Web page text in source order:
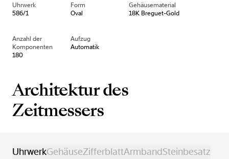
Uhrwerk
586/1
Form
Oval
Gehäusematerial
18K Breguet-Gold
Anzahl der
Komponenten
180
Aufzug
Automatik
Architektur des
Zeitmessers
UhrwerkGehäuseZifferblattArmbandSteinbesatz